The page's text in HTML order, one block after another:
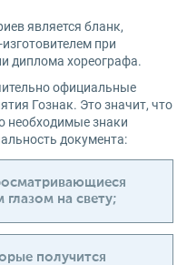
является бланк,
при
диплома хореографа.
официальные
Гознак. Это значит, что
необходимые знаки
документа:
на свету;
получится